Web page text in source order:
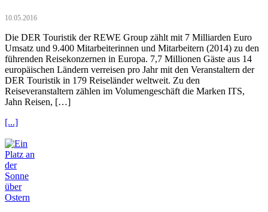
10.05.2016
Die DER Touristik der REWE Group zählt mit 7 Milliarden Euro
Umsatz und 9.400 Mitarbeiterinnen und Mitarbeitern (2014) zu den
führenden Reisekonzernen in Europa. 7,7 Millionen Gäste aus 14
europäischen Ländern verreisen pro Jahr mit den Veranstaltern der
DER Touristik in 179 Reiseländer weltweit. Zu den
Reiseveranstaltern zählen im Volumengeschäft die Marken ITS,
Jahn Reisen, […]
[...]